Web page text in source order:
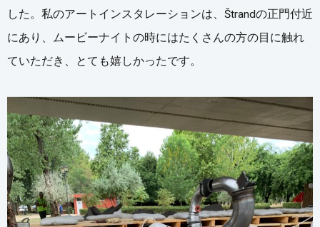
した。私のアートインスタレーションは、Štrandの正門付近
にあり、ムービーナイトの時にはたくさんの方の目に触れ
ていただき、とても嬉しかったです。